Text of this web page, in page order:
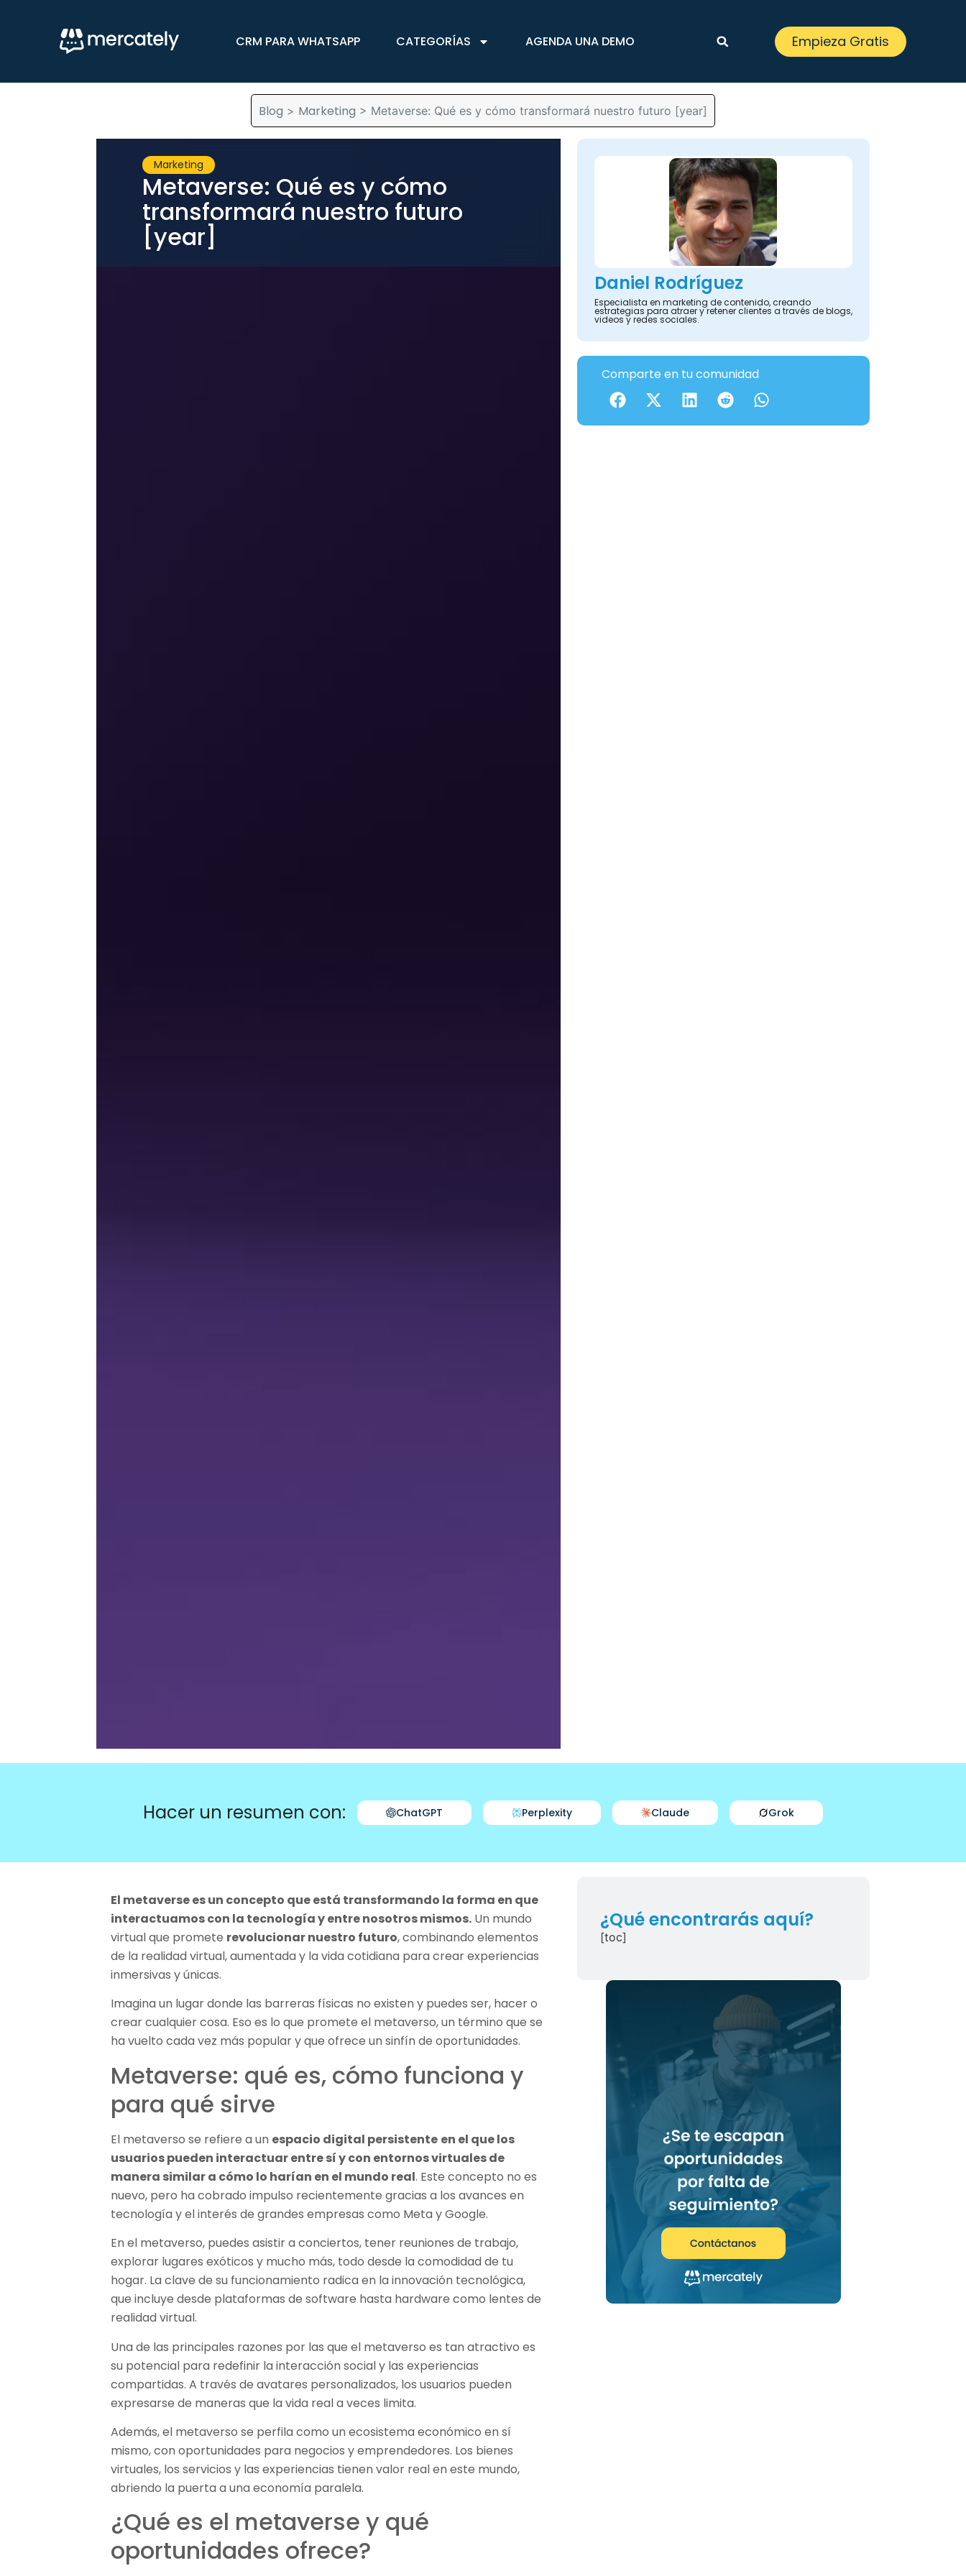
CRM PARA WHATSAPP CATEGORÍAS AGENDA UNA DEMO Empieza Gratis
Blog > Marketing > Metaverse: Qué es y cómo transformará nuestro futuro [year]
Marketing
Metaverse: Qué es y cómo
transformará nuestro futuro
[year]
Daniel Rodríguez
Especialista en marketing de contenido, creando
estrategias para atraer y retener clientes a través de blogs,
videos y redes sociales.
Comparte en tu comunidad
Hacer un resumen con: ChatGPT Perplexity Claude Grok
El metaverse es un concepto que está transformando la forma en que
interactuamos con la tecnología y entre nosotros mismos. Un mundo
virtual que promete revolucionar nuestro futuro, combinando elementos
de la realidad virtual, aumentada y la vida cotidiana para crear experiencias
inmersivas y únicas.
Imagina un lugar donde las barreras físicas no existen y puedes ser, hacer o
crear cualquier cosa. Eso es lo que promete el metaverso, un término que se
ha vuelto cada vez más popular y que ofrece un sinfín de oportunidades.
Metaverse: qué es, cómo funciona y
para qué sirve
El metaverso se refiere a un espacio digital persistente en el que los
usuarios pueden interactuar entre sí y con entornos virtuales de
manera similar a cómo lo harían en el mundo real. Este concepto no es
nuevo, pero ha cobrado impulso recientemente gracias a los avances en
tecnología y el interés de grandes empresas como Meta y Google.
En el metaverso, puedes asistir a conciertos, tener reuniones de trabajo,
explorar lugares exóticos y mucho más, todo desde la comodidad de tu
hogar. La clave de su funcionamiento radica en la innovación tecnológica,
que incluye desde plataformas de software hasta hardware como lentes de
realidad virtual.
Una de las principales razones por las que el metaverso es tan atractivo es
su potencial para redefinir la interacción social y las experiencias
compartidas. A través de avatares personalizados, los usuarios pueden
expresarse de maneras que la vida real a veces limita.
Además, el metaverso se perfila como un ecosistema económico en sí
mismo, con oportunidades para negocios y emprendedores. Los bienes
virtuales, los servicios y las experiencias tienen valor real en este mundo,
abriendo la puerta a una economía paralela.
¿Qué es el metaverse y qué
oportunidades ofrece?
¿Qué encontrarás aquí?
[toc]